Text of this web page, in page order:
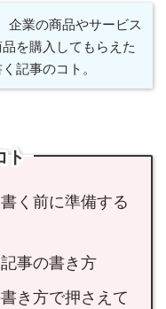
企業の商品やサービス
を購入してもらえた
記事のコト。
ト
く前に準備する
事の書き方
き方で押さえて